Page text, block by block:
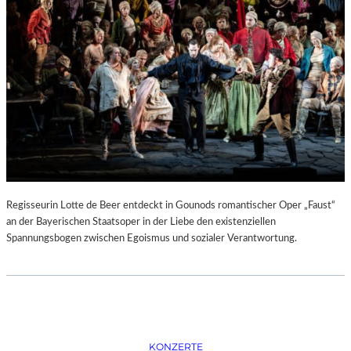
–
K
Ü
N
S
T
L
E
R
,
T
M
Regisseurin Lotte de Beer entdeckt in Gounods romantischer Oper „Faust“
an der Bayerischen Staatsoper in der Liebe den existenziellen
Spannungsbogen zwischen Egoismus und sozialer Verantwortung.
KONZERTE